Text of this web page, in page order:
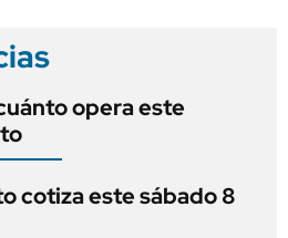
opera este
cotiza este sábado 8